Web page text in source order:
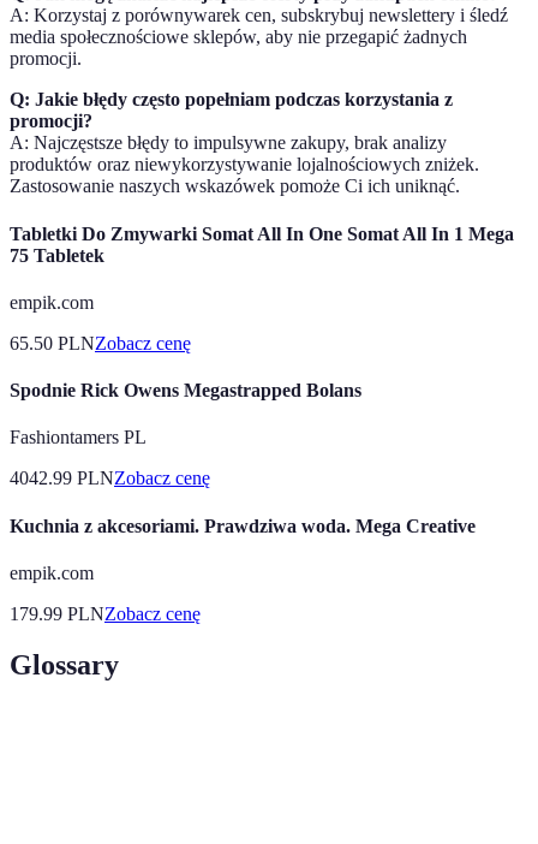
A: Korzystaj z porównywarek cen, subskrybuj newslettery i śledź
media społecznościowe sklepów, aby nie przegapić żadnych
promocji.
Q: Jakie błędy często popełniam podczas korzystania z
promocji?
A: Najczęstsze błędy to impulsywne zakupy, brak analizy
produktów oraz niewykorzystywanie lojalnościowych zniżek.
Zastosowanie naszych wskazówek pomoże Ci ich uniknąć.
Tabletki Do Zmywarki Somat All In One Somat All In 1 Mega
75 Tabletek
empik.com
65.50 PLNZobacz cenę
Spodnie Rick Owens Megastrapped Bolans
Fashiontamers PL
4042.99 PLNZobacz cenę
Kuchnia z akcesoriami. Prawdziwa woda. Mega Creative
empik.com
179.99 PLNZobacz cenę
Glossary